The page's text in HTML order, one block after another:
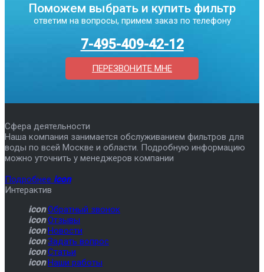
Поможем выбрать и купить фильтр
ответим на вопросы, примем заказ по телефону
7-495-409-42-12
ПЕРЕЗВОНИТЕ МНЕ
Сфера деятельности
Наша компания занимается обслуживанием фильтров для
воды по всей Москве и области. Подробную информацию
можно уточнить у менеджеров компании
Подробнее icon
Интерактив
icon Обратный звонок
icon Отзывы
icon Новости
icon Задать вопрос
icon Статьи
icon Наши работы